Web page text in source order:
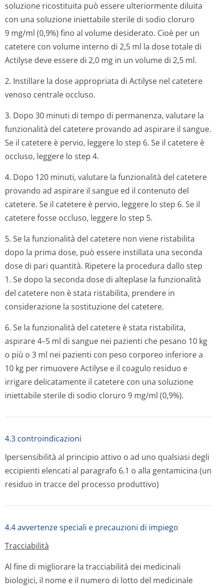
soluzione ricostituita può essere ulteriormente diluita
con una soluzione iniettabile sterile di sodio cloruro
9 mg/ml (0,9%) fino al volume desiderato. Cioè per un
catetere con volume interno di 2,5 ml la dose totale di
Actilyse deve essere di 2,0 mg in un volume di 2,5 ml.
2. Instillare la dose appropriata di Actilyse nel catetere
venoso centrale occluso.
3. Dopo 30 minuti di tempo di permanenza, valutare la
funzionalità del catetere provando ad aspirare il sangue.
Se il catetere è pervio, leggere lo step 6. Se il catetere è
occluso, leggere lo step 4.
4. Dopo 120 minuti, valutare la funzionalità del catetere
provando ad aspirare il sangue ed il contenuto del
catetere. Se il catetere è pervio, leggere lo step 6. Se il
catetere fosse occluso, leggere lo step 5.
5. Se la funzionalità del catetere non viene ristabilita
dopo la prima dose, può essere instillata una seconda
dose di pari quantità. Ripetere la procedura dallo step
1. Se dopo la seconda dose di alteplase la funzionalità
del catetere non è stata ristabilita, prendere in
considerazione la sostituzione del catetere.
6. Se la funzionalità del catetere è stata ristabilita,
aspirare 4–5 ml di sangue nei pazienti che pesano 10 kg
o più o 3 ml nei pazienti con peso corporeo inferiore a
10 kg per rimuovere Actilyse e il coagulo residuo e
irrigare delicatamente il catetere con una soluzione
iniettabile sterile di sodio cloruro 9 mg/ml (0,9%).
4.3 controindicazioni
Ipersensibilità al principio attivo o ad uno qualsiasi degli
eccipienti elencati al paragrafo 6.1 o alla gentamicina (un
residuo in tracce del processo produttivo)
4.4 avvertenze speciali e precauzioni di impiego
Tracciabilità
Al fine di migliorare la tracciabilità dei medicinali
biologici, il nome e il numero di lotto del medicinale